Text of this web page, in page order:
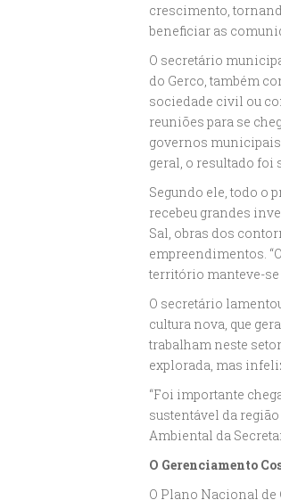
crescimento,
beneficiar as
O secretário
do Gerco, também
sociedade civil ou
reuniões para se
governos municipais
geral, o resultado foi
Segundo ele, todo o
recebeu grandes
Sal, obras dos
empreendimentos.
território manteve-se
O secretário
cultura nova, que
trabalham neste
explorada, mas
“Foi importante
sustentável da
Ambiental da
O Gerenciamento
O Plano Nacional de